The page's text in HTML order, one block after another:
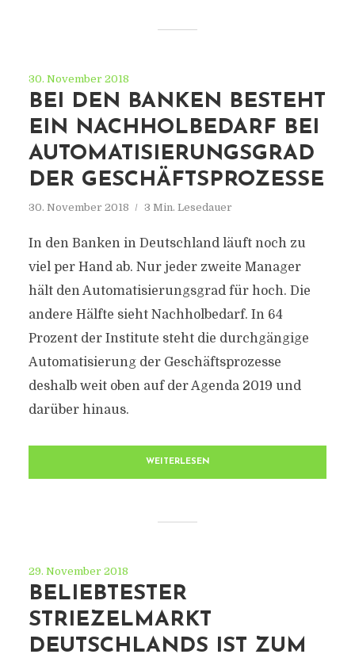
30. November 2018
BEI DEN BANKEN BESTEHT
EIN NACHHOLBEDARF BEI
AUTOMATISIERUNGSGRAD
DER GESCHÄFTSPROZESSE
30. November 2018 3 Min. Lesedauer
In den Banken in Deutschland läuft noch zu
viel per Hand ab. Nur jeder zweite Manager
hält den Automatisierungsgrad für hoch. Die
andere Hälfte sieht Nachholbedarf. In 64
Prozent der Institute steht die durchgängige
Automatisierung der Geschäftsprozesse
deshalb weit oben auf der Agenda 2019 und
darüber hinaus.
WEITERLESEN
29. November 2018
BELIEBTESTER
STRIEZELMARKT
DEUTSCHLANDS IST ZUM